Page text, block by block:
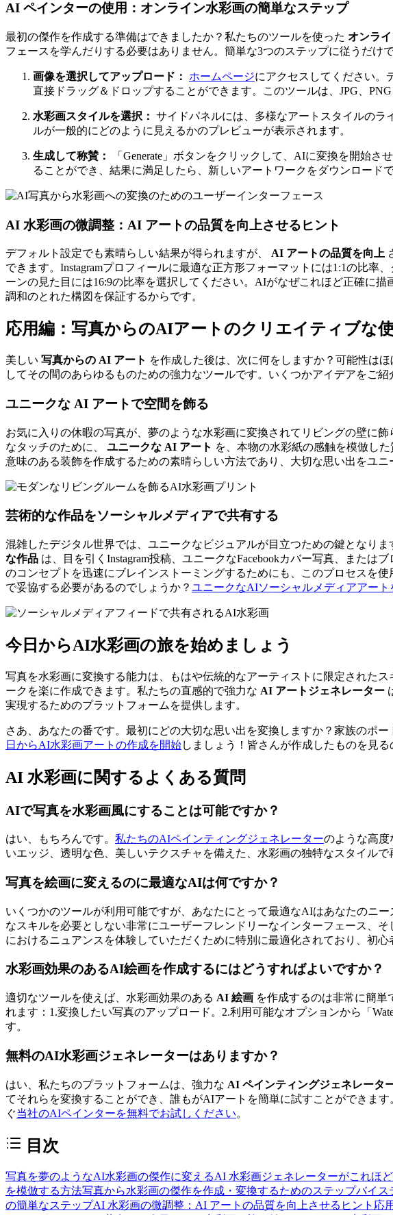
AI ペインターの使用：オンライン水彩画の簡単なステップ
最初の傑作を作成する準備はできましたか？私たちのツールを使った オンラ
フェースを学んだりする必要はありません。簡単な3つのステップに従うだけで
画像を選択してアップロード： ホームページにアクセスしてください。
直接ドラッグ＆ドロップすることができます。このツールは、JPG、
水彩画スタイルを選択： サイドパネルには、多様なアートスタイルのラ
ルが一般的にどのように見えるかのプレビューが表示されます。
生成して称賛：
「Generate」ボタンをクリックして、AIに変換を開始
ることができ、結果に満足したら、新しいアートワークをダウンロードで
AI 水彩画の微調整：AI アートの品質を向上させるヒント
デフォルト設定でも素晴らしい結果が得られますが、 AI アートの品質を向上
できます。Instagramプロフィールに最適な正方形フォーマットには1:1の比
ーンの見た目には16:9の比率を選択してください。AIがなぜこれほど正確に
調和のとれた構図を保証するからです。
応用編：写真からのAIアートのクリエイティブな
美しい 写真からの AI アート を作成した後は、次に何をしますか？可能性は
してその間のあらゆるものための強力なツールです。いくつかアイデアをご紹
ユニークな AI アートで空間を飾る
お気に入りの休暇の写真が、夢のような水彩画に変換されてリビングの壁に
なタッチのために、 ユニークな AI アート を、本物の水彩紙の感触を模倣し
意味のある装飾を作成するための素晴らしい方法であり、大切な思い出をユニ
芸術的な作品をソーシャルメディアで共有する
混雑したデジタル世界では、ユニークなビジュアルが目立つための鍵となり
な作品 は、目を引くInstagram投稿、ユニークなFacebookカバー写真、また
のコンセプトを迅速にブレインストーミングするためにも、このプロセスを
で妥協する必要があるのでしょうか？ ユニークなAIソーシャルメディアアート
今日からAI水彩画の旅を始めましょう
写真を水彩画に変換する能力は、もはや伝統的なアーティストに限定された
ークを楽に作成できます。私たちの直感的で強力な AI アートジェネレーター
実現するためのプラットフォームを提供します。
さあ、あなたの番です。最初にどの大切な思い出を変換しますか？家族のポ
日からAI水彩画アートの作成を開始しましょう！皆さんが作成したものを見
AI 水彩画に関するよくある質問
AIで写真を水彩画風にすることは可能ですか？
はい、もちろんです。 私たちのAIペインティングジェネレーターのような高
いエッジ、透明な色、美しいテクスチャを備えた、水彩画の独特なスタイルで
写真を絵画に変えるのに最適なAIは何ですか？
いくつかのツールが利用可能ですが、あなたにとって最適なAIはあなたのニ
なスキルを必要としない非常にユーザーフレンドリーなインターフェース、
におけるニュアンスを体験していただくために特別に最適化されており、初
水彩画効果のあるAI絵画を作成するにはどうすればよいですか？
適切なツールを使えば、水彩画効果のある AI 絵画 を作成するのは非常に簡単
れます：1.変換したい写真のアップロード。2.利用可能なオプションから「
す。
無料のAI水彩画ジェネレーターはありますか？
はい、私たちのプラットフォームは、強力な AI ペインティングジェネレータ
てそれらを変換することができ、誰もがAIアートを簡単に試すことができま
ぐ当社のAIペインターを無料でお試しください。
目次
写真を夢のようなAI水彩画の傑作に変えるAI 水彩画ジェネレーターがこれほ
を模倣する方法写真から水彩画の傑作を作成・変換するためのステップバイス
の簡単なステップAI 水彩画の微調整：AI アートの品質を向上させるヒント 応